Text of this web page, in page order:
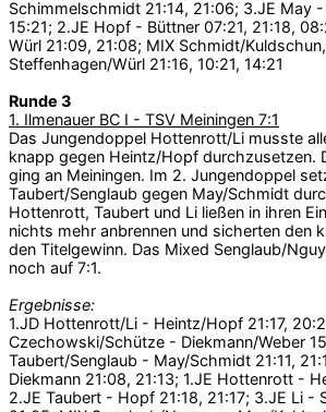
Schimmelschmidt 21:14, 21:06; 3.JE May -
15:21; 2.JE Hopf - Büttner 07:21, 21:18,
Würl 21:09, 21:08; MIX Schmidt/
Steffenhagen/Würl 21:16, 10:21, 14:21
Runde 3
1. Ilmenauer BC I - TSV Meiningen 7:1
Das Jungendoppel Hottenrott/Li musste
knapp gegen Heintz/Hopf durchzusetzen.
ging an Meiningen. Im 2. Jungendoppel
Taubert/Senglaub gegen May/Schmidt
Hottenrott, Taubert und Li ließen in ihren
nichts mehr anbrennen und sicherten den
den Titelgewinn. Das Mixed Senglaub/
noch auf 7:1.
Ergebnisse:
1.JD Hottenrott/Li - Heintz/Hopf 21:17,
Czechowski/Schütze - Diekmann/Weber
Taubert/Senglaub - May/Schmidt 21:11,
Diekmann 21:08, 21:13; 1.JE Hottenrott -
2.JE Taubert - Hopf 21:18, 21:17; 3.JE Li -